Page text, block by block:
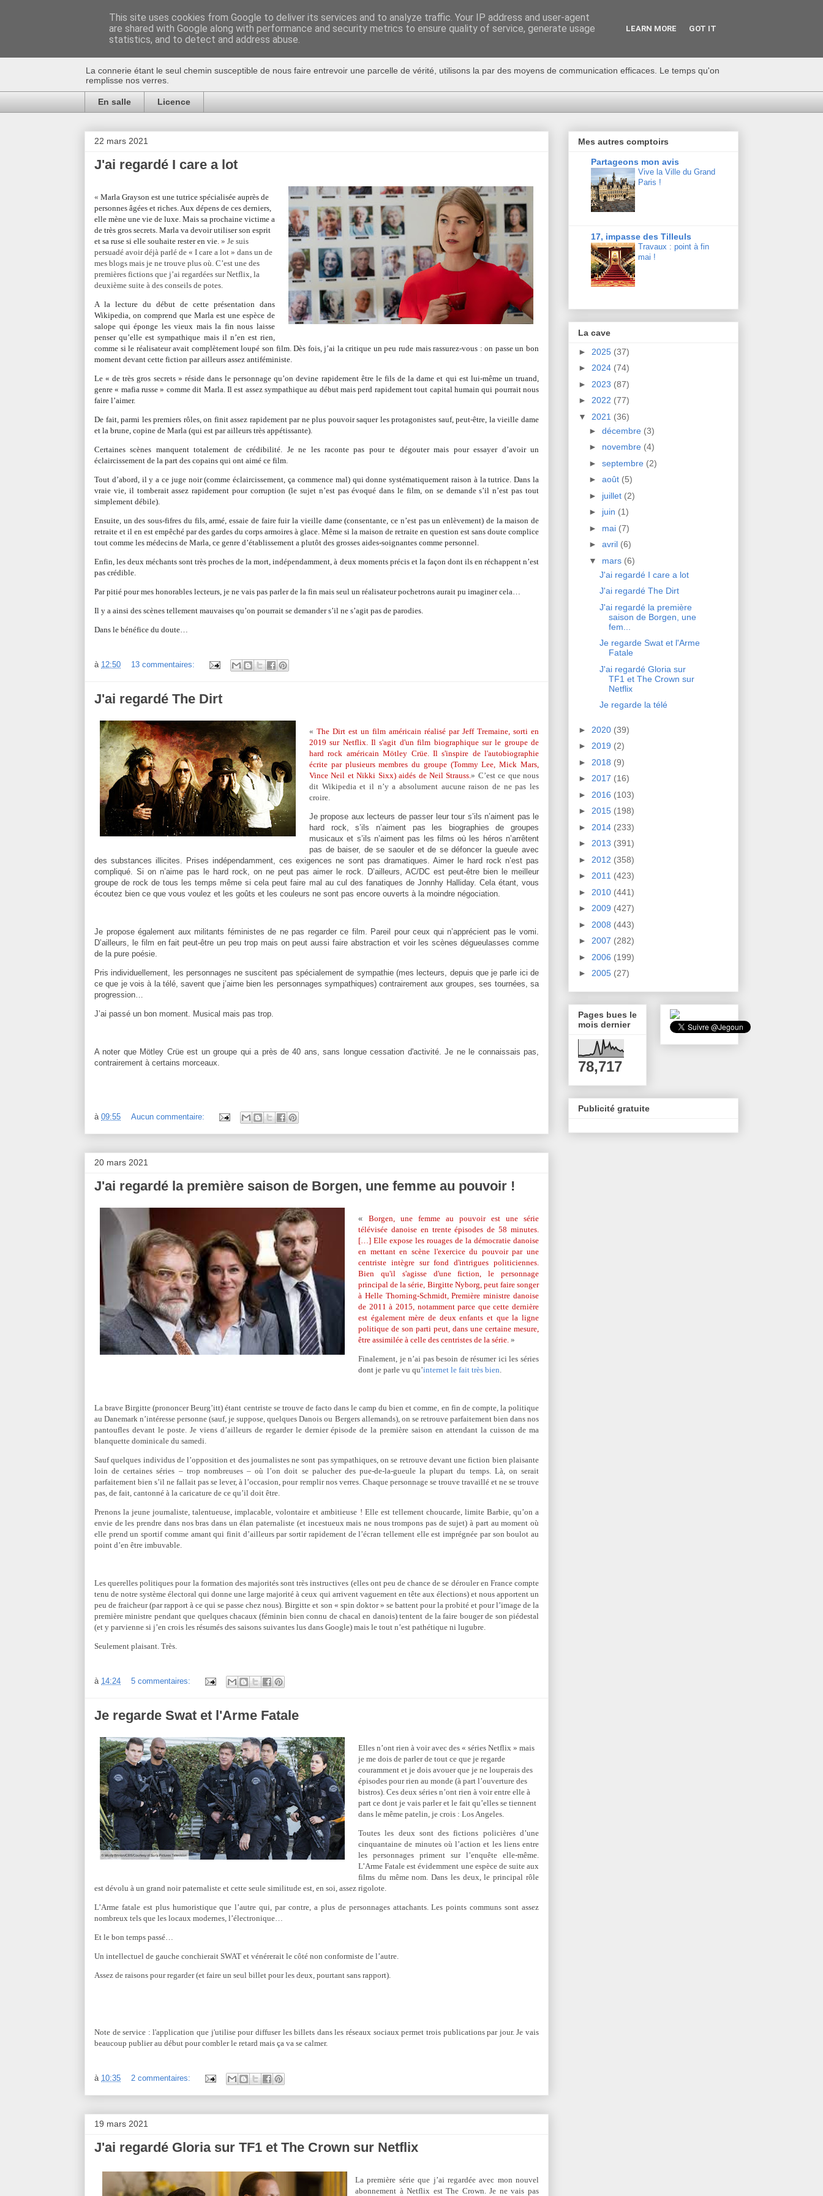
Au bistro !
La connerie étant le seul chemin susceptible de nous faire entrevoir une parcelle de vérité, utilisons la par des moyens de communication efficaces. Le temps qu'on
remplisse nos verres.
En salle Licence
22 mars 2021
J'ai regardé I care a lot
« Marla Grayson est une tutrice spécialisée auprès de
personnes âgées et riches. Aux dépens de ces derniers,
elle mène une vie de luxe. Mais sa prochaine victime a
de très gros secrets. Marla va devoir utiliser son esprit
et sa ruse si elle souhaite rester en vie. » Je suis
persuadé avoir déjà parlé de « I care a lot » dans un de
mes blogs mais je ne trouve plus où. C’est une des
premières fictions que j’ai regardées sur Netflix, la
deuxième suite à des conseils de potes.
A la lecture du début de cette présentation dans
Wikipedia, on comprend que Marla est une espèce de
salope qui éponge les vieux mais la fin nous laisse
penser qu’elle est sympathique mais il n’en est rien,
comme si le réalisateur avait complètement loupé son film. Dès fois, j’ai la critique un peu rude mais rassurez-vous : on passe un bon
moment devant cette fiction par ailleurs assez antiféministe.
Le « de très gros secrets » réside dans le personnage qu’on devine rapidement être le fils de la dame et qui est lui-même un truand,
genre « mafia russe » comme dit Marla. Il est assez sympathique au début mais perd rapidement tout capital humain qui pourrait nous
faire l’aimer.
De fait, parmi les premiers rôles, on finit assez rapidement par ne plus pouvoir saquer les protagonistes sauf, peut-être, la vieille dame
et la brune, copine de Marla (qui est par ailleurs très appétissante).
Certaines scènes manquent totalement de crédibilité. Je ne les raconte pas pour te dégouter mais pour essayer d’avoir un
éclaircissement de la part des copains qui ont aimé ce film.
Tout d’abord, il y a ce juge noir (comme éclaircissement, ça commence mal) qui donne systématiquement raison à la tutrice. Dans la
vraie vie, il tomberait assez rapidement pour corruption (le sujet n’est pas évoqué dans le film, on se demande s’il n’est pas tout
simplement débile).
Ensuite, un des sous-fifres du fils, armé, essaie de faire fuir la vieille dame (consentante, ce n’est pas un enlèvement) de la maison de
retraite et il en est empêché par des gardes du corps armoires à glace. Même si la maison de retraite en question est sans doute complice
tout comme les médecins de Marla, ce genre d’établissement a plutôt des grosses aides-soignantes comme personnel.
Enfin, les deux méchants sont très proches de la mort, indépendamment, à deux moments précis et la façon dont ils en réchappent n’est
pas crédible.
Par pitié pour mes honorables lecteurs, je ne vais pas parler de la fin mais seul un réalisateur pochetrons aurait pu imaginer cela…
Il y a ainsi des scènes tellement mauvaises qu’on pourrait se demander s’il ne s’agit pas de parodies.
Dans le bénéfice du doute…
à 12:50 13 commentaires:
J'ai regardé The Dirt
« The Dirt est un film américain réalisé par Jeff Tremaine, sorti en
2019 sur Netflix. Il s'agit d'un film biographique sur le groupe de
hard rock américain Mötley Crüe. Il s'inspire de l'autobiographie
écrite par plusieurs membres du groupe (Tommy Lee, Mick Mars,
Vince Neil et Nikki Sixx) aidés de Neil Strauss.» C’est ce que nous
dit Wikipedia et il n’y a absolument aucune raison de ne pas les
croire.
Je propose aux lecteurs de passer leur tour s’ils n’aiment pas le
hard rock, s’ils n’aiment pas les biographies de groupes
musicaux et s’ils n’aiment pas les films où les héros n’arrêtent
pas de baiser, de se saouler et de se défoncer la gueule avec
des substances illicites. Prises indépendamment, ces exigences ne sont pas dramatiques. Aimer le hard rock n’est pas
compliqué. Si on n’aime pas le hard rock, on ne peut pas aimer le rock. D’ailleurs, AC/DC est peut-être bien le meilleur
groupe de rock de tous les temps même si cela peut faire mal au cul des fanatiques de Jonnhy Halliday. Cela étant, vous
écoutez bien ce que vous voulez et les goûts et les couleurs ne sont pas encore ouverts à la moindre négociation.
Je propose également aux militants féministes de ne pas regarder ce film. Pareil pour ceux qui n’apprécient pas le vomi.
D’ailleurs, le film en fait peut-être un peu trop mais on peut aussi faire abstraction et voir les scènes dégueulasses comme
de la pure poésie.
Pris individuellement, les personnages ne suscitent pas spécialement de sympathie (mes lecteurs, depuis que je parle ici de
ce que je vois à la télé, savent que j’aime bien les personnages sympathiques) contrairement aux groupes, ses tournées, sa
progression…
J’ai passé un bon moment. Musical mais pas trop.
A noter que Mötley Crüe est un groupe qui a près de 40 ans, sans longue cessation d'activité. Je ne le connaissais pas,
contrairement à certains morceaux.
à 09:55 Aucun commentaire:
20 mars 2021
J'ai regardé la première saison de Borgen, une femme au pouvoir !
« Borgen, une femme au pouvoir est une série
télévisée danoise en trente épisodes de 58 minutes.
[…] Elle expose les rouages de la démocratie danoise
en mettant en scène l'exercice du pouvoir par une
centriste intègre sur fond d'intrigues politiciennes.
Bien qu'il s'agisse d'une fiction, le personnage
principal de la série, Birgitte Nyborg, peut faire songer
à Helle Thorning-Schmidt, Première ministre danoise
de 2011 à 2015, notamment parce que cette dernière
est également mère de deux enfants et que la ligne
politique de son parti peut, dans une certaine mesure,
être assimilée à celle des centristes de la série. »
Finalement, je n’ai pas besoin de résumer ici les séries
dont je parle vu qu’internet le fait très bien
La brave Birgitte (prononcer Beurg’itt) étant centriste se trouve de facto dans le camp du bien et comme, en fin de compte, la politique
au Danemark n’intéresse personne (sauf, je suppose, quelques Danois ou Bergers allemands), on se retrouve parfaitement bien dans nos
pantoufles devant le poste. Je viens d’ailleurs de regarder le dernier épisode de la première saison en attendant la cuisson de ma
blanquette dominicale du samedi.
Sauf quelques individus de l’opposition et des journalistes ne sont pas sympathiques, on se retrouve devant une fiction bien plaisante
loin de certaines séries – trop nombreuses – où l’on doit se palucher des pue-de-la-gueule la plupart du temps. Là, on serait
parfaitement bien s’il ne fallait pas se lever, à l’occasion, pour remplir nos verres. Chaque personnage se trouve travaillé et ne se trouve
pas, de fait, cantonné à la caricature de ce qu’il doit être.
Prenons la jeune journaliste, talentueuse, implacable, volontaire et ambitieuse ! Elle est tellement choucarde, limite Barbie, qu’on a
envie de les prendre dans nos bras dans un élan paternaliste (et incestueux mais ne nous trompons pas de sujet) à part au moment où
elle prend un sportif comme amant qui finit d’ailleurs par sortir rapidement de l’écran tellement elle est imprégnée par son boulot au
point d’en être imbuvable.
Les querelles politiques pour la formation des majorités sont très instructives (elles ont peu de chance de se dérouler en France compte
tenu de notre système électoral qui donne une large majorité à ceux qui arrivent vaguement en tête aux élections) et nous apportent un
peu de fraicheur (par rapport à ce qui se passe chez nous). Birgitte et son « spin doktor » se battent pour la probité et pour l’image de la
première ministre pendant que quelques chacaux (féminin bien connu de chacal en danois) tentent de la faire bouger de son piédestal
(et y parvienne si j’en crois les résumés des saisons suivantes lus dans Google) mais le tout n’est pathétique ni lugubre.
Seulement plaisant. Très.
à 14:24 5 commentaires:
Je regarde Swat et l'Arme Fatale
Elles n’ont rien à voir avec des « séries Netflix » mais
je me dois de parler de tout ce que je regarde
couramment et je dois avouer que je ne louperais des
épisodes pour rien au monde (à part l’ouverture des
bistros). Ces deux séries n’ont rien à voir entre elle à
part ce dont je vais parler et le fait qu’elles se tiennent
dans le même patelin, je crois : Los Angeles.
Toutes les deux sont des fictions policières d’une
cinquantaine de minutes où l’action et les liens entre
les personnages priment sur l’enquête elle-même.
L’Arme Fatale est évidemment une espèce de suite aux
films du même nom. Dans les deux, le principal rôle
est dévolu à un grand noir paternaliste et cette seule similitude est, en soi, assez rigolote.
L’Arme fatale est plus humoristique que l’autre qui, par contre, a plus de personnages attachants. Les points communs sont assez
nombreux tels que les locaux modernes, l’électronique…
Et le bon temps passé…
Un intellectuel de gauche conchierait SWAT et vénérerait le côté non conformiste de l’autre.
Assez de raisons pour regarder (et faire un seul billet pour les deux, pourtant sans rapport).
Note de service : l'application que j'utilise pour diffuser les billets dans les réseaux sociaux permet trois publications par jour. Je vais
beaucoup publier au début pour combler le retard mais ça va se calmer.
à 10:35 2 commentaires:
19 mars 2021
J'ai regardé Gloria sur TF1 et The Crown sur Netflix
La première série que j’ai regardée avec mon nouvel
abonnement à Netflix est The Crown. Je ne vais pas
Mes autres comptoirs
Partageons mon avis
Vive la Ville du Grand
Paris !
17, impasse des Tilleuls
Travaux : point à fin
mai !
La cave
► 2025 (37)
► 2024 (74)
► 2023 (87)
► 2022 (77)
▼ 2021 (36)
► décembre (3)
► novembre (4)
► septembre (2)
► août (5)
► juillet (2)
► juin (1)
► mai (7)
► avril (6)
▼ mars (6)
J'ai regardé I care a lot
J'ai regardé The Dirt
J'ai regardé la première
saison de Borgen, une
fem...
Je regarde Swat et l'Arme
Fatale
J'ai regardé Gloria sur
TF1 et The Crown sur
Netflix
Je regarde la télé
► 2020 (39)
► 2019 (2)
► 2018 (9)
► 2017 (16)
► 2016 (103)
► 2015 (198)
► 2014 (233)
► 2013 (391)
► 2012 (358)
► 2011 (423)
► 2010 (441)
► 2009 (427)
► 2008 (443)
► 2007 (282)
► 2006 (199)
► 2005 (27)
Pages bues le
mois dernier
78,717
Publicité gratuite
This site uses cookies from Google to deliver its services and to analyze traffic. Your IP address and user-agent
are shared with Google along with performance and security metrics to ensure quality of service, generate usage
statistics, and to detect and address abuse.
LEARN MORE GOT IT